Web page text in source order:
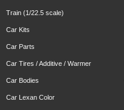
Train (1/22.5 scale)
Car Kits
Car Parts
Car Tires / Additive / Warmer
Car Bodies
Car Lexan Color